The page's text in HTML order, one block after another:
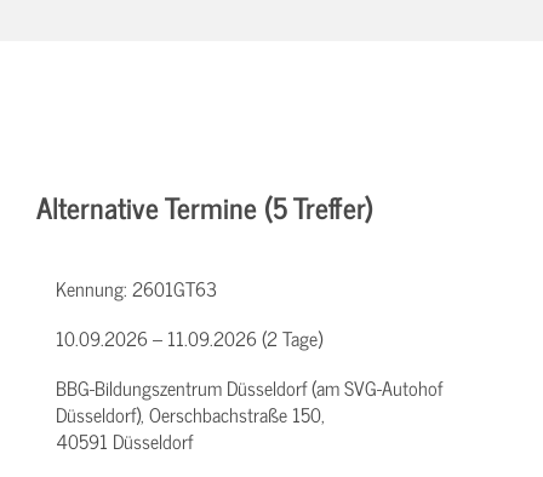
Alternative Termine (5 Treffer)
Kennung:2601GT63
10.09.2026 – 11.09.2026 (2 Tage)
BBG-Bildungszentrum Düsseldorf (am SVG-Autohof
Düsseldorf), Oerschbachstraße 150,
40591 Düsseldorf